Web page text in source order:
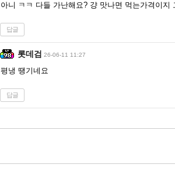
아니 ㅋㅋ 다들 가난해요? 걍 맛나면 먹는가격이지
답글
롯데검 26-06-11 11:27
평냉 땡기네요
답글